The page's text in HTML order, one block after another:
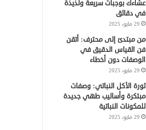
عشاءك بوجبات سريعة ولذيذة
في دقائق
29 مايو، 2025
من مبتدئ إلى محترف: أتقن
فن القياس الدقيق في
الوصفات دون أخطاء
29 مايو، 2025
ثورة الأكل النباتي: وصفات
مبتكرة وأساليب طهي جديدة
للمكونات النباتية
29 مايو، 2025